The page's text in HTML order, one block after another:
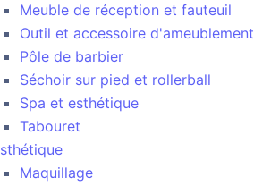
Meuble de réception et fauteuil
Outil et accessoire d'ameublement
Pôle de barbier
Séchoir sur pied et rollerball
Spa et esthétique
Tabouret
Maquillage